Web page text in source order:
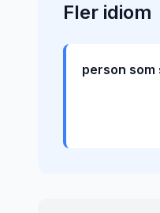
Fler idiom
person